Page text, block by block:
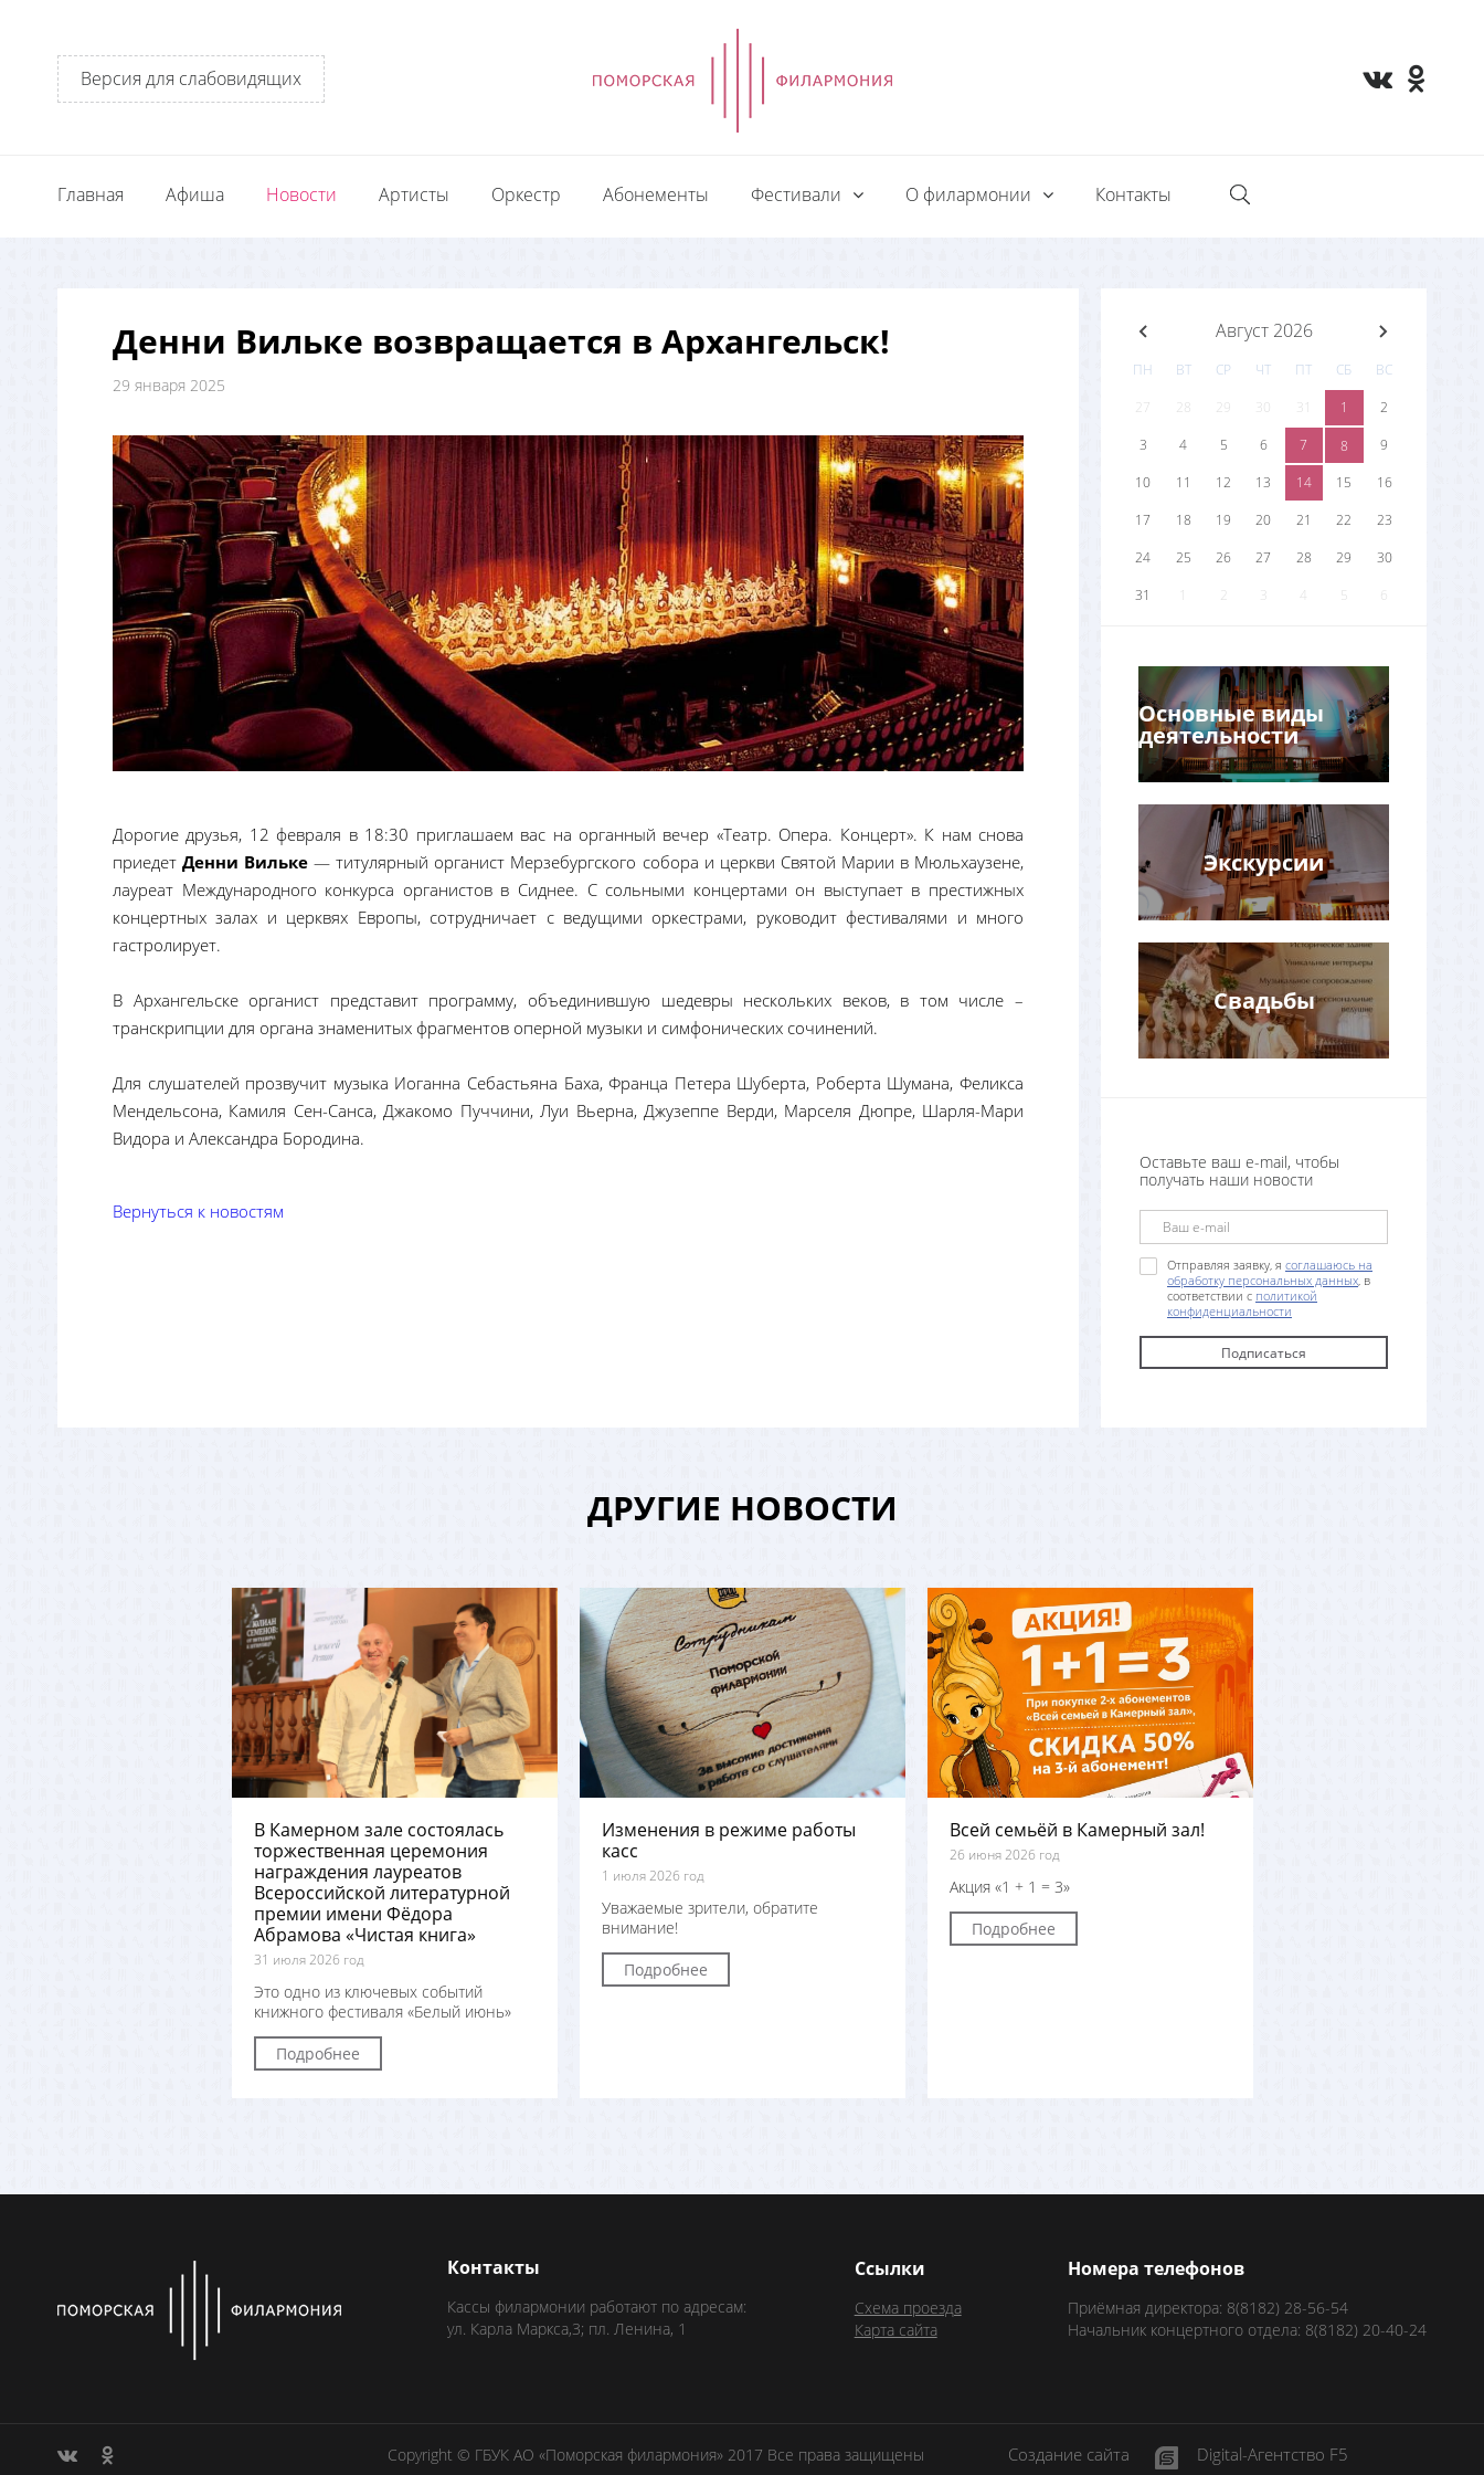
Версия для слабовидящих
Главная Афиша Новости Артисты Оркестр Абонементы Фестивали О филармонии Контакты
Денни Вильке возвращается в Архангельск!
29 января 2025
Дорогие друзья, 12 февраля в 18:30 приглашаем вас на органный вечер «Театр. Опера. Концерт». К нам снова
приедетДенни Вильке — титулярный органист Мерзебургского собора и церкви Святой Марии в Мюльхаузене,
лауреат Международного конкурса органистов в Сиднее. С сольными концертами он выступает в престижных
концертных залах и церквях Европы, сотрудничает с ведущими оркестрами, руководит фестивалями и много
гастролирует.
В Архангельске органист представит программу, объединившую шедевры нескольких веков, в том числе –
транскрипции для органа знаменитых фрагментов оперной музыки и симфонических сочинений.
Для слушателей прозвучит музыка Иоганна Себастьяна Баха, Франца Петера Шуберта, Роберта Шумана, Феликса
Мендельсона, Камиля Сен-Санса, Джакомо Пуччини, Луи Вьерна, Джузеппе Верди, Марселя Дюпре, Шарля-Мари
Видора и Александра Бородина.
Вернуться к новостям
Август 2026
ПН ВТ СР ЧТ ПТ СБ
ВС
27
28 29 31 1
2
3
4 5 6 7 8
9
10
11 12 13 14 15
16
17
18 19 20 21 22
23
24
25 26 27 28 29
30
31
1 2 4 6
Основные виды
деятельности
Экскурсии
Свадьбы
Оставьте ваш e-mail, чтобы
получать наши новости
Отправляя заявку, я соглашаюсь на
обработку персональных данных, в
соответствии с политикой
конфиденциальности
ДРУГИЕ НОВОСТИ
В Камерном зале состоялась
торжественная церемония
награждения лауреатов
Всероссийской литературной
премии имени Фёдора
Абрамова «Чистая книга»
31 июля 2026 год
Это одно из ключевых событий
книжного фестиваля «Белый июнь»
Подробнее
Изменения в режиме работы
касс
1 июля 2026 год
Уважаемые зрители, обратите
внимание!
Подробнее
Всей семьёй в Камерный зал!
26 июня 2026 год
Акция «1 + 1 = 3»
Подробнее
Контакты
Кассы филармонии работают по адресам:
ул. Карла Маркса,3; пл. Ленина, 1
Номера телефонов
Приёмная директора: 8(8182) 28-56-54
Начальник концертного отдела: 8(8182) 20-40-24
Ссылки
Схема проезда
Карта сайта
Copyright © ГБУК АО «Поморская филармония» 2017 Все права защищены Создание сайта Digital-Агентство F5